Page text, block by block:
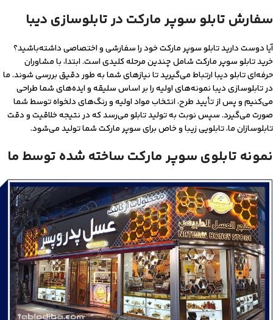
سفارش تابلو سوپر مارکت در تابلوسازی دیبا
آیا دوست دارید تابلو سوپر مارکت خود را سفارشی و اختصاصی داشته‌باشید؟
خرید تابلو سوپر مارکت شامل چندین مرحله کلیدی است. ابتدا، با مشاوران
حرفه‌ای تابلو دیبا ارتباط می‌گیرید تا نیازهای شما به ‌طور دقیق بررسی شوند. ما
در تابلوسازی دیبا نمونه‌های اولیه را بر اساس سلیقه و ایده‌های شما طراحی
می‌کنیم و پس از تأیید طرح، انتخاب مواد اولیه و رنگ‌های دلخواه توسط شما
صورت می‌گیرد. سپس نوبت به تولید تابلو می‌رسد که در نتیجه خلاقیت و دقت
تابلو‌‌سازان ما، تابلویی زیبا و خاص برای سوپر مارکت شما تولید می‌شود.
نمونه تابلوی سوپر مارکت ساخته شده توسط ما